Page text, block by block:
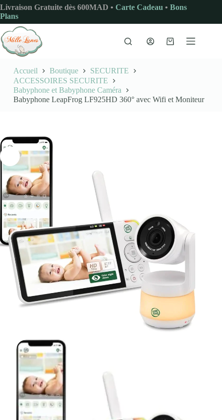
Passer
au
contenu
Livraison Gratuite dès 600MAD • Carte Cadeau • Bons
Plans
Panier
Accueil Boutique
SECURITE
ACCESSOIRES SECURITE
Babyphone et Babyphone Caméra
Babyphone LeapFrog LF925HD 360° avec Wifi et Moniteur